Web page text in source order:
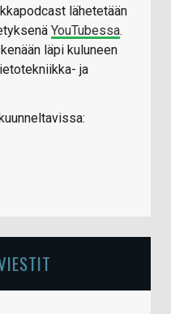
lähetetään
YouTubessa.
läpi kuluneen
ja